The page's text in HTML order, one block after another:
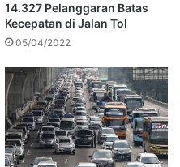
14.327 Pelanggaran Batas
Kecepatan di Jalan Tol
05/04/2022